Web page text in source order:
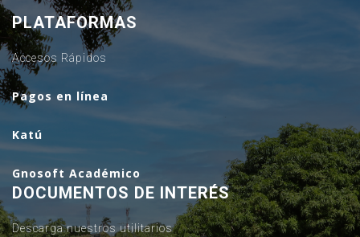
PLATAFORMAS
Accesos Rápidos
Pagos en línea
Katú
Gnosoft Académico
DOCUMENTOS DE INTERÉS
Descarga nuestros utilitarios